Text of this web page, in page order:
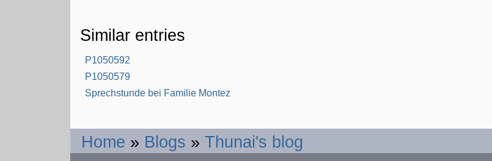
Similar entries
P1050592
P1050579
Sprechstunde bei Familie Montez
Home » Blogs »Thunai's blog